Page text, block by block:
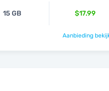
15 GB $17.99
Aanbieding